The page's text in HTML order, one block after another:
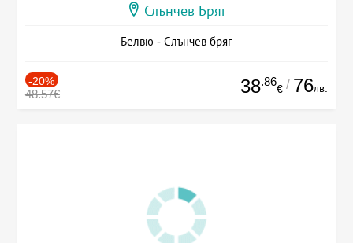
Слънчев Бряг
Белвю - Слънчев бряг
-20%
48.57€ 38.86
€ / 76лв.